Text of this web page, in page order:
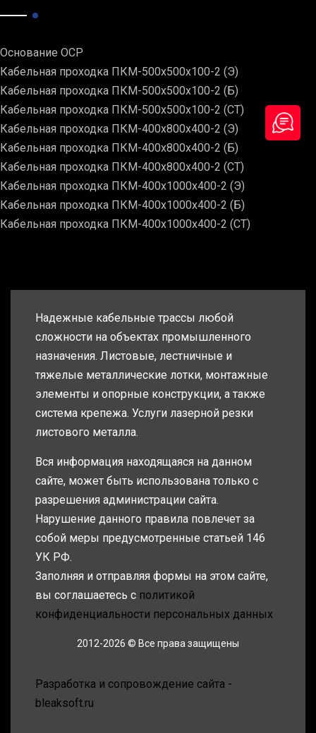
Основание ОСР
Кабельная проходка ПКМ-500х500х100-2 (Э)
Кабельная проходка ПКМ-500х500х100-2 (Б)
Кабельная проходка ПКМ-500х500х100-2 (СТ)
Кабельная проходка ПКМ-400х800х400-2 (Э)
Кабельная проходка ПКМ-400х800х400-2 (Б)
Кабельная проходка ПКМ-400х800х400-2 (СТ)
Кабельная проходка ПКМ-400х1000х400-2 (Э)
Кабельная проходка ПКМ-400х1000х400-2 (Б)
Кабельная проходка ПКМ-400х1000х400-2 (СТ)
Надежные кабельные трассы любой
сложности на объектах промышленного
назначения. Листовые, лестничные и
тяжелые металлические лотки, монтажные
элементы и опорные конструкции, а также
система крепежа. Услуги лазерной резки
листового металла.
Вся информация находящаяся на данном
сайте, может быть использована только с
разрешения администрации сайта.
Нарушение данного правила повлечет за
собой меры предусмотренные статьей 146
УК РФ.
Заполняя и отправляя формы на этом сайте,
вы соглашаетесь с политикой
конфиденциальности персональных данных
2012-2026 © Все права защищены
Разработка и сопровождение сайта -
bleaksoft.ru